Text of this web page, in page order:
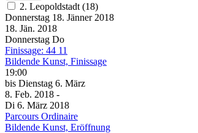
2. Leopoldstadt (18)
Donnerstag 18. Jänner 2018
18. Jän. 2018
Donnerstag Do
Finissage: 44 11
Bildende Kunst, Finissage
19:00
bis Dienstag 6. März
8. Feb. 2018 -
Di 6. März 2018
Parcours Ordinaire
Bildende Kunst, Eröffnung